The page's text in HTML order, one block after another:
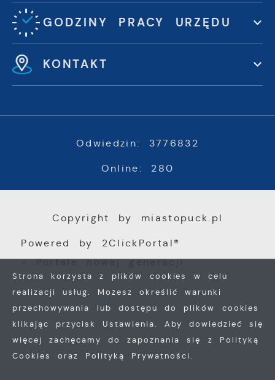
GODZINY PRACY URZĘDU
KONTAKT
Odwiedzin: 3776832
Online: 280
Copyright by miastopuck.pl
Powered by 2ClickPortal®
- Portale nowej generacji
Strona korzysta z plików cookies w celu
realizacji usług. Możesz określić warunki
przechowywania lub dostępu do plików cookies
klikając przycisk Ustawienia. Aby dowiedzieć się
więcej zachęcamy do zapoznania się z Polityką
Cookies oraz Polityką Prywatności.